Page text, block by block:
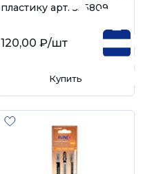
пластику арт. 555809
120,00 ₽/шт
Купить